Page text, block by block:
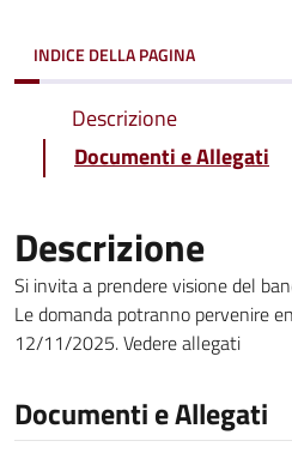
INDICE DELLA PAGINA
Descrizione
Documenti e Allegati
Descrizione
Si invita a prendere visione del
Le domanda potranno pervenire
12/11/2025. Vedere allegati
Documenti e Allegati